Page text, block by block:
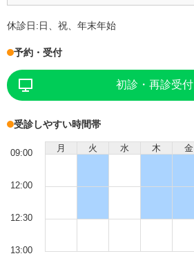
休診日:日、祝、年末年始
予約・受付
初診・再診受付
受診しやすい時間帯
月 火 水 木 金
09:00
12:00
12:30
13:00